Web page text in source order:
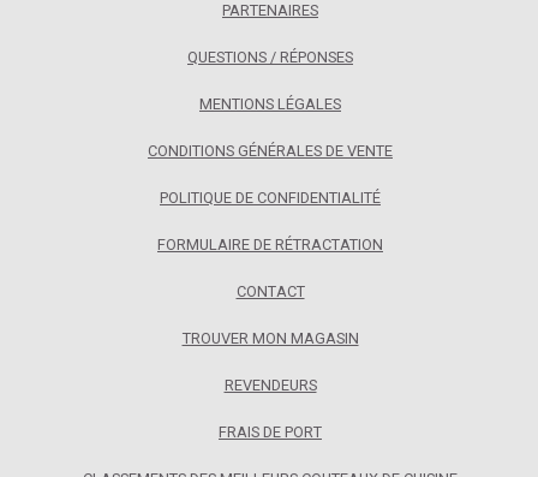
PARTENAIRES
QUESTIONS / RÉPONSES
MENTIONS LÉGALES
CONDITIONS GÉNÉRALES DE VENTE
POLITIQUE DE CONFIDENTIALITÉ
FORMULAIRE DE RÉTRACTATION
CONTACT
TROUVER MON MAGASIN
REVENDEURS
FRAIS DE PORT